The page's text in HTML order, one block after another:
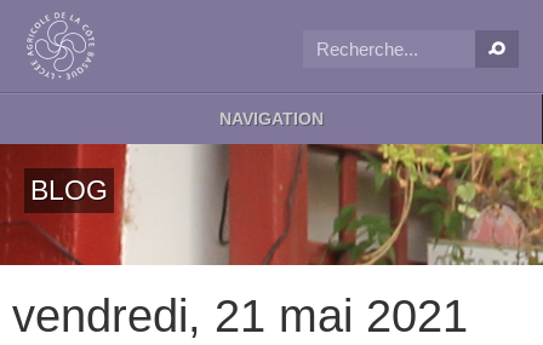
NAVIGATION
BLOG
vendredi, 21 mai 2021